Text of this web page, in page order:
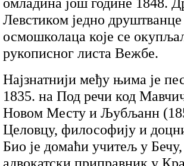
Левстиком једно
осмошколаца које се
рукописног листа Вежбе.
Најзнатнији међу њима је
1835. на Под речи код
Новом Месту и Љубљанн
Целовцу, философију и
Био је домаћи учитељ у
адвокатски приправник у